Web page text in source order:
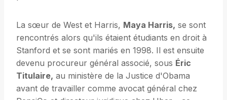
La sœur de West et Harris, Maya Harris, se sont
rencontrés alors qu'ils étaient étudiants en droit à
Stanford et se sont mariés en 1998. Il est ensuite
devenu procureur général associé, sous Éric
Titulaire, au ministère de la Justice d'Obama
avant de travailler comme avocat général chez